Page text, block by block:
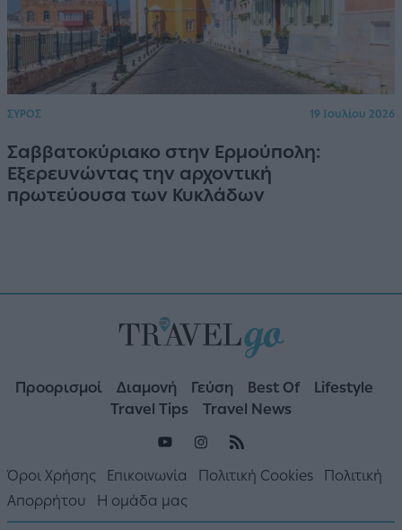
ΣΥΡΟΣ 19 Ιουλίου 2026
Σαββατοκύριακο στην Ερμούπολη:
Εξερευνώντας την αρχοντική
πρωτεύουσα των Κυκλάδων
Προορισμοί Διαμονή Γεύση Best Of
Lifestyle
Travel Tips
Travel News
Όροι Χρήσης Επικοινωνία Πολιτική Cookies
Πολιτική
Απορρήτου
Η ομάδα μας